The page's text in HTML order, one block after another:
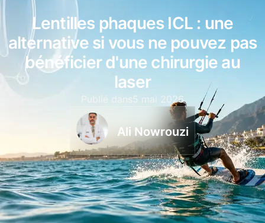
Lentilles phaques ICL : une
alternative si vous ne pouvez pas
bénéficier d'une chirurgie au
laser
Publié dans5 mai 2026
Ali Nowrouzi